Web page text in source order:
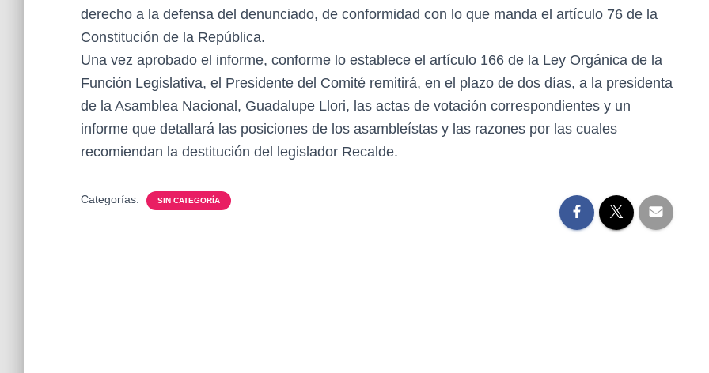
derecho a la defensa del denunciado, de conformidad con lo que manda el artículo 76 de la
Constitución de la República.
Una vez aprobado el informe, conforme lo establece el artículo 166 de la Ley Orgánica de la
Función Legislativa, el Presidente del Comité remitirá, en el plazo de dos días, a la presidenta
de la Asamblea Nacional, Guadalupe Llori, las actas de votación correspondientes y un
informe que detallará las posiciones de los asambleístas y las razones por las cuales
recomiendan la destitución del legislador Recalde.
Categorías: SIN CATEGORÍA